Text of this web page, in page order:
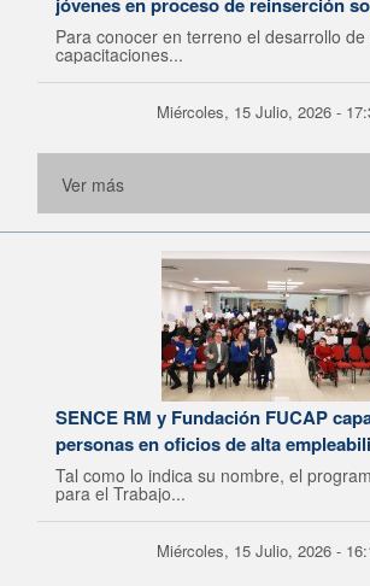
Para conocer en terreno el desarrollo de
capacitaciones...
Miércoles, 15 Julio, 2026 -
Ver más
SENCE RM y Fundación FUCAP
personas en oficios de alta
Tal como lo indica su nombre, el
para el Trabajo...
Miércoles, 15 Julio, 2026 -